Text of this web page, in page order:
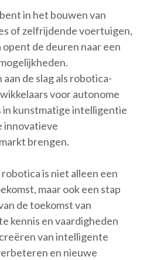
in het bouwen van
of zelfrijdende voertuigen,
de deuren naar een
de slag als robotica-
voor autonome
in kunstmatige intelligentie
innovatieve
brengen.
is niet alleen een
maar ook een stap
de toekomst van
kennis en vaardigheden
van intelligente
en nieuwe